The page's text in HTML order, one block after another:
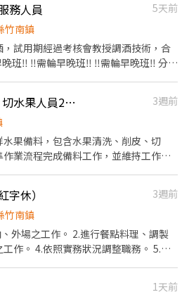
務人員
5天前
竹南鎮
試用期經過考核會教授調酒技術，合
‼️ ‼️需輪早晚班‼️ ‼️需輪早晚班‼️ 分早
感咖啡酒吧！ 期待肯學習的妳（你）
麻古茶坊-竹南博愛店。切水果人員216/hr(歡迎二度就業）
3週前
果備料，包含水果清洗、削皮、切
業流程完成備料工作，並維持工作區
歡迎細心、手腳俐落、重視食品衛生
休）
3週前
竹南鎮
外場之工作。 2.進行餐點料理、調製
作。 4.依照實務狀況調整職務。 5.熱
1天前